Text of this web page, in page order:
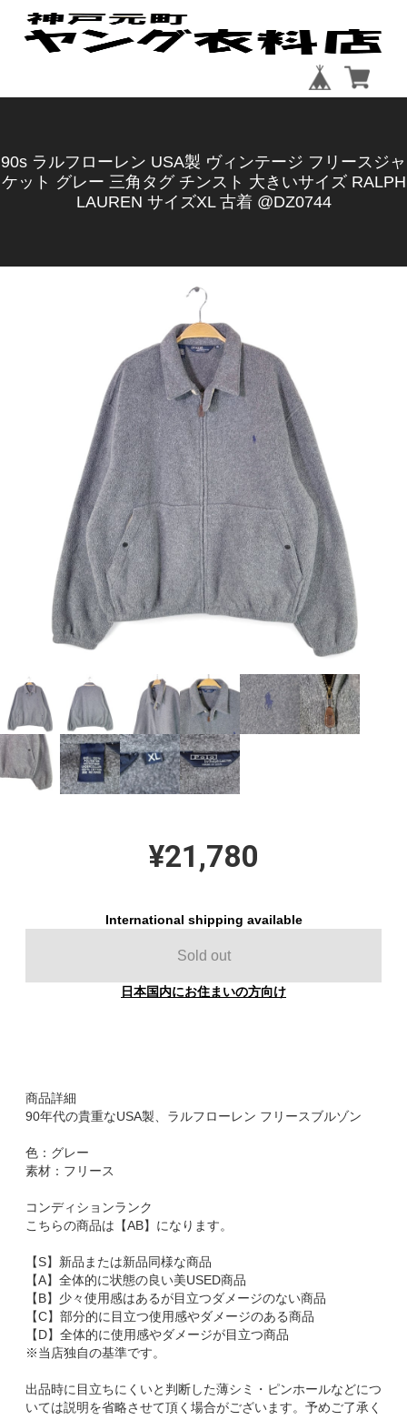
90s ラルフローレン USA製 ヴィンテージ フリースジャ
ケット グレー 三角タグ チンスト 大きいサイズ RALPH
LAUREN サイズXL 古着 @DZ0744
¥21,780
International shipping available
Sold out
日本国内にお住まいの方向け
商品詳細
90年代の貴重なUSA製、ラルフローレン フリースブルゾン
色：グレー
素材：フリース
コンディションランク
こちらの商品は【AB】になります。
【S】新品または新品同様な商品
【A】全体的に状態の良い美USED商品
【B】少々使用感はあるが目立つダメージのない商品
【C】部分的に目立つ使用感やダメージのある商品
【D】全体的に使用感やダメージが目立つ商品
※当店独自の基準です。
出品時に目立ちにくいと判断した薄シミ・ピンホールなどにつ
いては説明を省略させて頂く場合がございます。予めご了承く